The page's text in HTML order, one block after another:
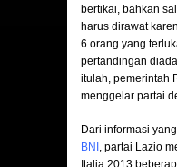
bertikai, bahkan
harus dirawat
6 orang yang
pertandingan
itulah, pemerintah
menggelar partai
Dari informasi
BNI , partai Lazio
Italia 2013